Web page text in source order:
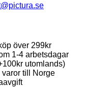
över 299kr
1-4 arbetsdagar
utomlands)
till Norge